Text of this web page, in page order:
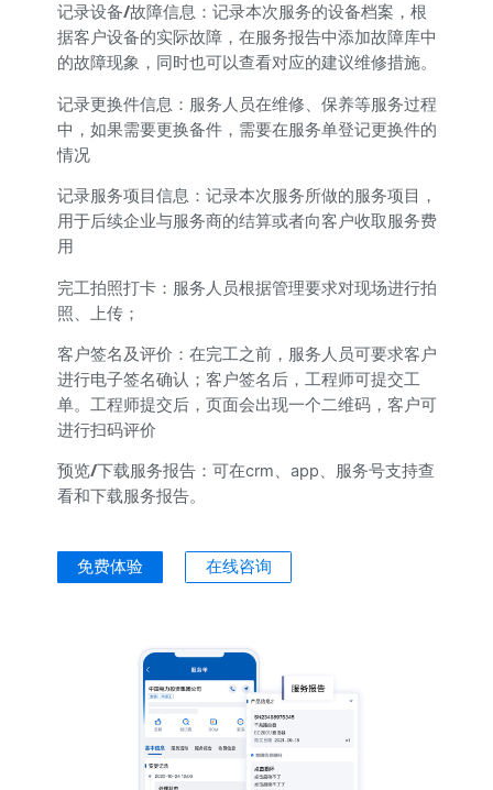
记录设备/故障信息： 记录本次服务的设备档案，根
据客户设备的实际故障，在服务报告中添加故障库中
的故障现象，同时也可以查看对应的建议维修措施。
记录更换件信息： 服务人员在维修、保养等服务过程
中，如果需要更换备件，需要在服务单登记更换件的
情况
记录服务项目信息： 记录本次服务所做的服务项目，
用于后续企业与服务商的结算或者向客户收取服务费
用
完工拍照打卡： 服务人员根据管理要求对现场进行拍
照、上传；
客户签名及评价： 在完工之前，服务人员可要求客户
进行电子签名确认；客户签名后，工程师可提交工
单。工程师提交后，页面会出现一个二维码，客户可
进行扫码评价
预览/下载服务报告： 可在crm、app、服务号支持查
看和下载服务报告。
免费体验 在线咨询